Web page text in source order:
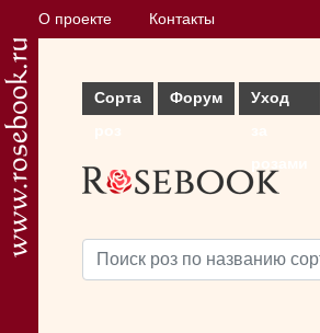
О проекте Контакты
Сорта
Форум
Уход